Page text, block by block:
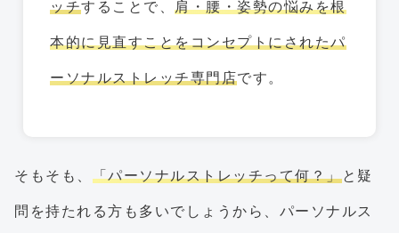
ッチすることで、 肩・腰・姿勢の悩みを根
本的に見直すことをコンセプトにされたパ
ーソナルストレッチ専門店です。
そもそも、 「パーソナルストレッチって何？」と疑
問を持たれる方も多いでしょうから、パーソナルス